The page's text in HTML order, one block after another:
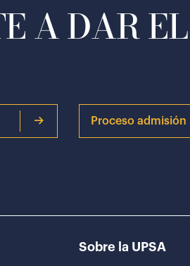
A DAR
Proceso admisión
Sobre la UPSA